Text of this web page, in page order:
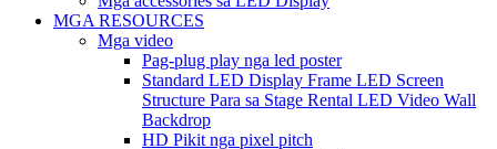
MGA RESOURCES
Mga video
Pag-plug play nga led poster
Standard LED Display Frame LED Screen
Structure Para sa Stage Rental LED Video Wall
Backdrop
HD Pikit nga pixel pitch